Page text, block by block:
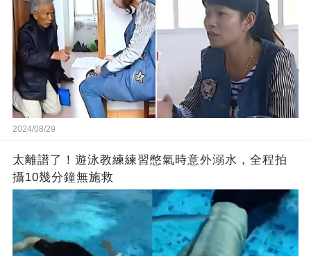
2024/08/29
太離譜了！遊泳教練練習憋氣時意外溺水，全程拍
攝10幾分鐘無施救